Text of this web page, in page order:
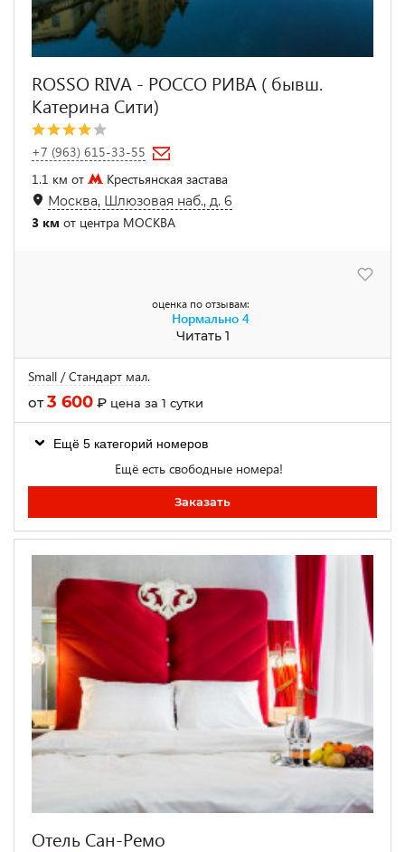
ROSSO RIVA - РОССО РИВА ( бывш.
Катерина Сити)
+7 (963) 615-33-55
1.1 км от
Крестьянская застава
Москва, Шлюзовая наб., д. 6
3 км от центра МОСКВА
оценка по отзывам:
Нормально 4
Читать 1
Small / Стандарт мал.
от3 600 ₽ цена за 1 сутки
Ещё 5 категорий номеров
Ещё есть свободные номера!
Заказать
Отель Сан-Ремо